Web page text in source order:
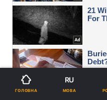
ГОЛОВНА
RU
МОВА